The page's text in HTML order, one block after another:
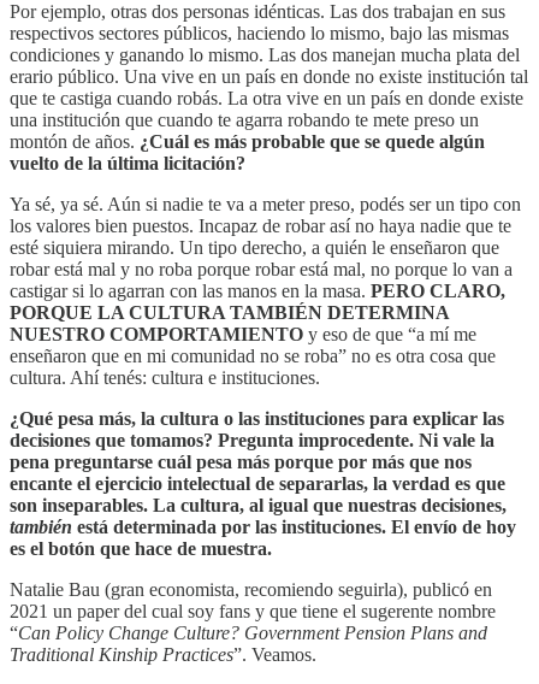
Por ejemplo, otras dos personas idénticas. Las dos trabajan en sus
respectivos sectores públicos, haciendo lo mismo, bajo las mismas
condiciones y ganando lo mismo. Las dos manejan mucha plata del
erario público. Una vive en un país en donde no existe institución tal
que te castiga cuando robás. La otra vive en un país en donde existe
una institución que cuando te agarra robando te mete preso un
montón de años. ¿Cuál es más probable que se quede algún
vuelto de la última licitación?
Ya sé, ya sé. Aún si nadie te va a meter preso, podés ser un tipo con
los valores bien puestos. Incapaz de robar así no haya nadie que te
esté siquiera mirando. Un tipo derecho, a quién le enseñaron que
robar está mal y no roba porque robar está mal, no porque lo van a
castigar si lo agarran con las manos en la masa. PERO CLARO,
PORQUE LA CULTURA TAMBIÉN DETERMINA
NUESTRO COMPORTAMIENTO y eso de que “a mí me
enseñaron que en mi comunidad no se roba” no es otra cosa que
cultura. Ahí tenés: cultura e instituciones.
¿Qué pesa más, la cultura o las instituciones para explicar las
decisiones que tomamos? Pregunta improcedente. Ni vale la
pena preguntarse cuál pesa más porque por más que nos
encante el ejercicio intelectual de separarlas, la verdad es que
son inseparables. La cultura, al igual que nuestras decisiones,
también está determinada por las instituciones. El envío de hoy
es el botón que hace de muestra.
Natalie Bau (gran economista, recomiendo seguirla), publicó en
2021 un paper del cual soy fans y que tiene el sugerente nombre
“Can Policy Change Culture? Government Pension Plans and
Traditional Kinship Practices”. Veamos.